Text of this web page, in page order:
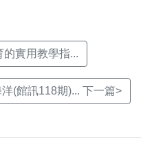
實用教學指...
洋(館訊118期)... 下一篇>